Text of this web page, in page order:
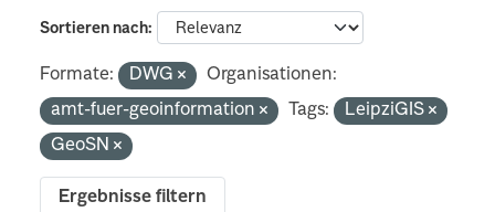
Sortieren nach
Formate: DWG
Organisationen:
amt-fuer-geoinformation
Tags:
LeipziGIS
GeoSN
Ergebnisse filtern